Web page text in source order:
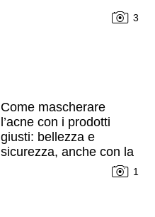
3
Come mascherare
l’acne con i prodotti
giusti: bellezza e
sicurezza, anche con la
1